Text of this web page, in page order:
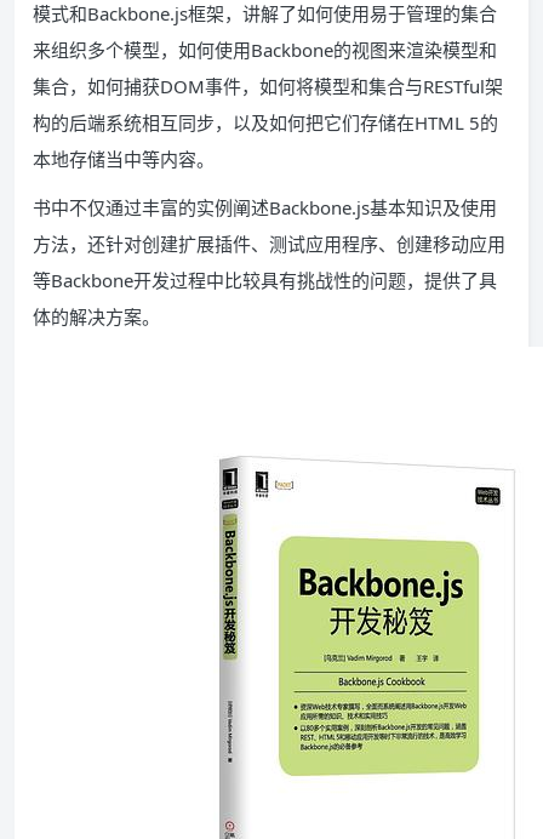
模式和Backbone.js框架，讲解了如何使用易于管理的集合
来组织多个模型，如何使用Backbone的视图来渲染模型和
集合，如何捕获DOM事件，如何将模型和集合与RESTful架
构的后端系统相互同步，以及如何把它们存储在HTML 5的
本地存储当中等内容。
书中不仅通过丰富的实例阐述Backbone.js基本知识及使用
方法，还针对创建扩展插件、测试应用程序、创建移动应用
等Backbone开发过程中比较具有挑战性的问题，提供了具
体的解决方案。